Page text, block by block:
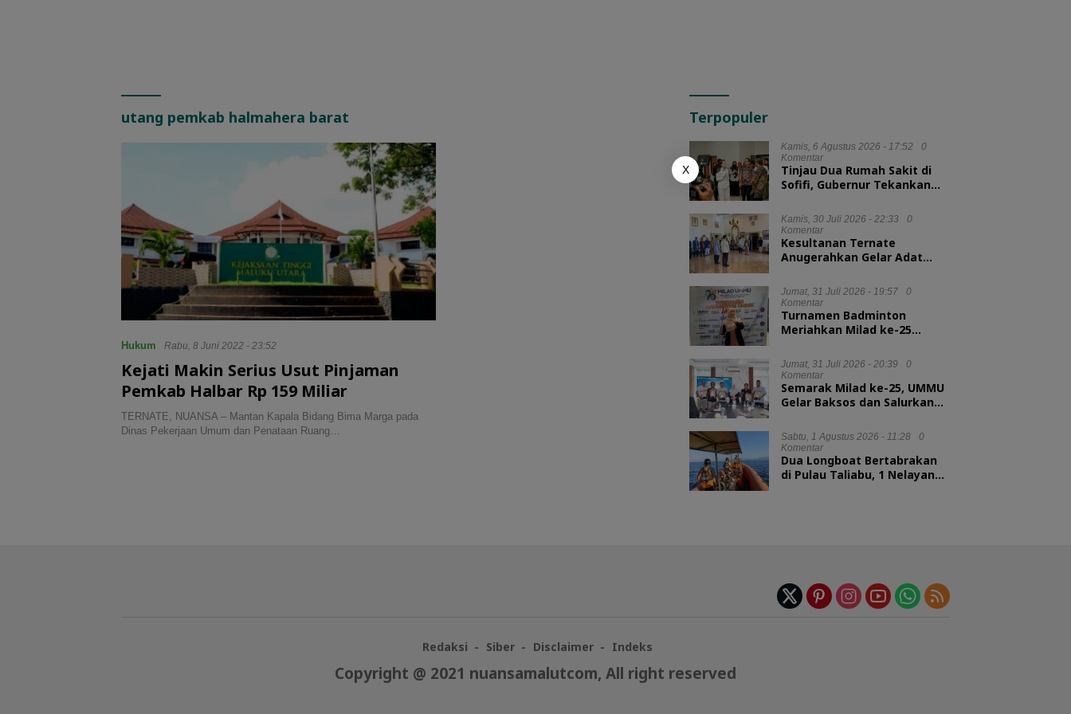
utang pemkab halmahera barat
Hukum Rabu, 8 Juni 2022 - 23:52
Kejati Makin Serius Usut Pinjaman
Pemkab Halbar Rp 159 Miliar
TERNATE, NUANSA – Mantan Kapala Bidang Bima Marga pada
Dinas Pekerjaan Umum dan Penataan Ruang…
Terpopuler
Kamis, 6 Agustus 2026 - 17:52
0
Komentar
Tinjau Dua Rumah Sakit di
Sofifi, Gubernur Tekankan
Kesehatan
Kamis, 30 Juli 2026 - 22:33
0
Komentar
Kesultanan Ternate
Anugerahkan Gelar Adat
Kepala LAN RI
Jumat, 31 Juli 2026 - 19:57
0
Komentar
Turnamen Badminton
Meriahkan Milad ke-25
Sportivitas
Jumat, 31 Juli 2026 - 20:39
0
Komentar
Semarak Milad ke-25, UMMU
Gelar Baksos dan Salurkan
Mahasiswa Kurang Mampu
Sabtu, 1 Agustus 2026 - 11:28
0
Komentar
Dua Longboat Bertabrakan
di Pulau Taliabu, 1 Nelayan
Redaksi Siber Disclaimer Indeks
Copyright @ 2021 nuansamalutcom, All right reserved
X